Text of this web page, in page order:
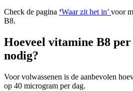
Check de pagina ‘Waar zit het in’ voor
B8.
Hoeveel vitamine B8 per
nodig?
Voor volwassenen is de aanbevolen
op 40 microgram per dag.